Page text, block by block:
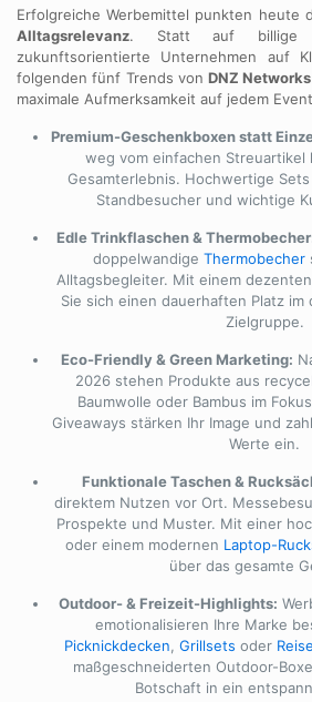
Erfolgreiche Werbemittel punkten heute
Alltagsrelevanz. Statt auf billige
zukunftsorientierte Unternehmen auf
folgenden fünf Trends von DNZ Networks
maximale Aufmerksamkeit auf jedem
Premium-Geschenkboxen statt
weg vom einfachen Streuartikel
Gesamterlebnis. Hochwertige
Standbesucher und wichtige
Edle Trinkflaschen &
doppelwandige Thermobecher
Alltagsbegleiter. Mit einem
Sie sich einen dauerhaften Platz
Zielgruppe.
Eco-Friendly & Green Marketing:
2026 stehen Produkte aus
Baumwolle oder Bambus im
Giveaways stärken Ihr Image und
Werte ein.
Funktionale Taschen &
direktem Nutzen vor Ort.
Prospekte und Muster. Mit einer
oder einem modernen Laptop-
über das gesamte
Outdoor- & Freizeit-Highlights:
emotionalisieren Ihre Marke
Picknickdecken, Grillsets oder
maßgeschneiderten Outdoor-
Botschaft in ein